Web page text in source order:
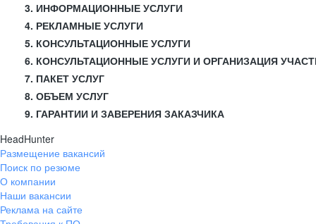
3. ИНФОРМАЦИОННЫЕ УСЛУГИ
4. РЕКЛАМНЫЕ УСЛУГИ
5. КОНСУЛЬТАЦИОННЫЕ УСЛУГИ
6. КОНСУЛЬТАЦИОННЫЕ УСЛУГИ И ОРГАНИЗАЦИЯ
7. ПАКЕТ УСЛУГ
8. ОБЪЕМ УСЛУГ
9. ГАРАНТИИ И ЗАВЕРЕНИЯ ЗАКАЗЧИКА
HeadHunter
Размещение вакансий
Поиск по резюме
О компании
Наши вакансии
Реклама на сайте